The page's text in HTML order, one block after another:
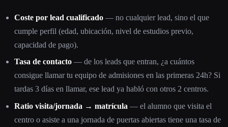
Coste por lead cualificado — no cualquier lead, sino el que
cumple perfil (edad, ubicación, nivel de estudios previo,
capacidad de pago).
Tasa de contacto — de los leads que entran, ¿a cuántos
consigue llamar tu equipo de admisiones en las primeras 24h? Si
tardas 3 días en llamar, ese lead ya habló con otros 2 centros.
Ratio visita/jornada → matrícula — el alumno que visita el
centro o asiste a una jornada de puertas abiertas tiene una tasa de